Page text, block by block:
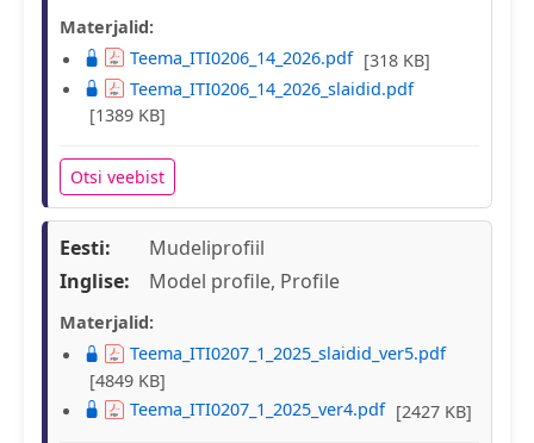
Materjalid:
Teema_ITI0206_14_2026.pdf [318 KB]
Teema_ITI0206_14_2026_slaidid.pdf
[1389 KB]
Otsi veebist
Eesti:
Mudeliprofiil
Inglise:
Model profile, Profile
Materjalid:
Teema_ITI0207_1_2025_slaidid_ver5.pdf
[4849 KB]
Teema_ITI0207_1_2025_ver4.pdf [2427 KB]